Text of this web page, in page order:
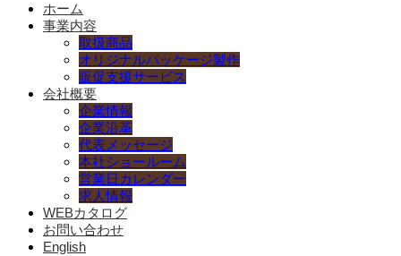
ホーム
事業内容
取扱商品
オリジナルパッケージ製作
販促支援サービス
会社概要
企業情報
企業沿革
代表メッセージ
本社ショールーム
営業日カレンダー
求人情報
WEBカタログ
お問い合わせ
English